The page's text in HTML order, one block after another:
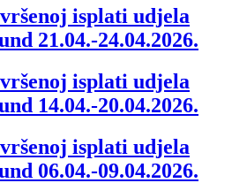
isplati udjela
21.04.-24.04.2026.
isplati udjela
14.04.-20.04.2026.
isplati udjela
06.04.-09.04.2026.